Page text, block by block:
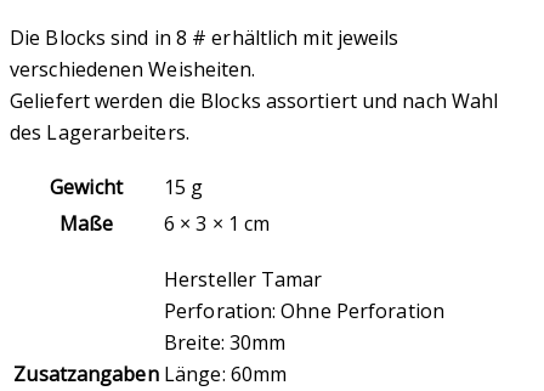
Die Blocks sind in 8 # erhältlich mit jeweils
verschiedenen Weisheiten.
Geliefert werden die Blocks assortiert und nach Wahl
des Lagerarbeiters.
Gewicht
15 g
Maße
6 × 3 × 1 cm
Zusatzangaben
Hersteller Tamar
Perforation: Ohne Perforation
Breite: 30mm
Länge: 60mm